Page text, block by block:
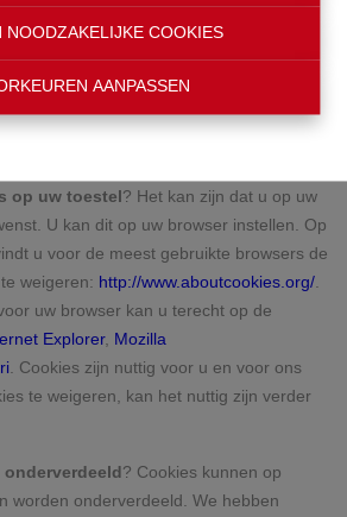
NOODZAKELIJKE COOKIES
AANPASSEN
op uw toestel geplaatst?Cookies
door de website zelf of door
stukje code, door hun aangeleverd,
op uw toestel? Het kan zijn dat u op uw
U kan dit op uw browser instellen. Op
u voor de meest gebruikte browsers de
weigeren: http://www.aboutcookies.org/
uw browser kan u terecht op de
Explorer, Mozilla
. Cookies zijn nuttig voor u en voor ons
te weigeren, kan het nuttig zijn verder
? Cookies kunnen op
worden onderverdeeld. We hebben